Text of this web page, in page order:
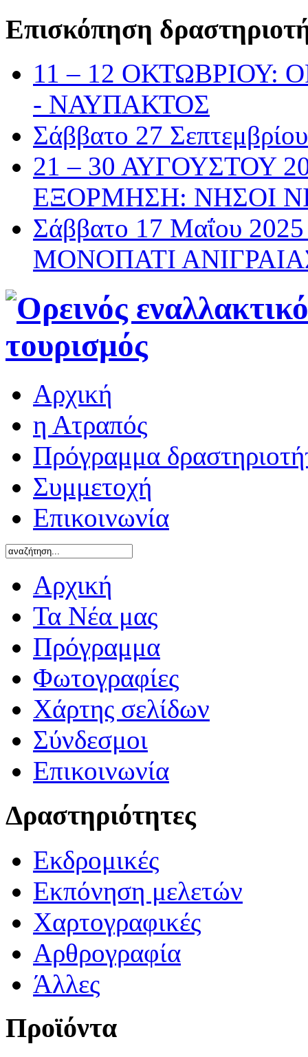
Επισκόπηση
11 – 12 ΟΚΤΩΒΡΙΟΥ:
- ΝΑΥΠΑΚΤΟΣ
Σάββατο 27
21 – 30 ΑΥΓΟΥΣΤΟΥ
ΕΞΟΡΜΗΣΗ: ΝΗΣΟΙ
Σάββατο 17 Μαΐου
ΜΟΝΟΠΑΤΙ
Αρχική
η Ατραπός
Πρόγραμμα
Συμμετοχή
Επικοινωνία
Αρχική
Τα Νέα μας
Πρόγραμμα
Φωτογραφίες
Χάρτης σελίδων
Σύνδεσμοι
Επικοινωνία
Δραστηριότητες
Εκδρομικές
Εκπόνηση μελετών
Χαρτογραφικές
Αρθρογραφία
Άλλες
Προϊόντα